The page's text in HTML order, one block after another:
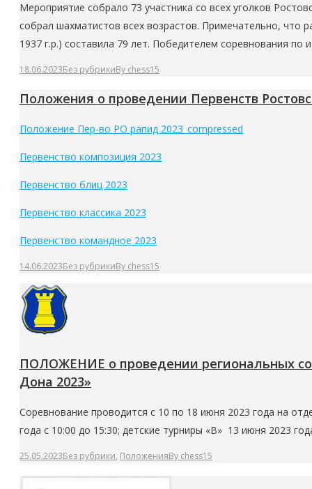
Мероприятие собрало 73 участника со всех уголков
собрал шахматистов всех возрастов. Примечательно,
1937 г.р.) составила 79 лет. Победителем соревнования по
18.06.2023Без рубрикиBy chess15
Положения о проведении Первенств
Положение Пер-во РО рапид 2023_compressed
Первенство композиция 2023
Первенство блиц 2023
Первенство классика 2023
Первенство командное 2023
14.06.2023Без рубрикиBy chess15
ПОЛОЖЕНИЕ о проведении региональных
Дона 2023»
Соревнование проводится с 10 по 18 июня 2023 года на
года с 10:00 до 15:30; детские турниры «В» 13 июня 2023
25.05.2023Без рубрики, ПоложенияBy chess15